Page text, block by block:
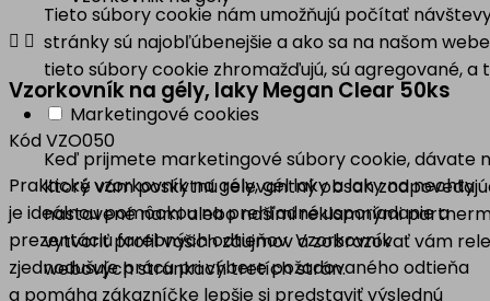
 
Vzorkovník na gély, laky Megan Clear 50ks
KódVZO050
Praktický vzorkovník na gély, gél laky a laky na nechty
je ideálnou pomôckou na prehľadné usporiadanie a
prezentáciu farebných odtieňov. Vzorkovník
zjednodušuje prácu pri výbere požadovaného odtieňa
a pomáha zákazníčke lepšie si predstaviť výslednú
Tieto súbory cookie nám umožňujú počítať
stránky sú najobľúbenejšie a ako sa na našom
tieto súbory cookie zhromažďujú, sú agregované, a
Marketingové cookies
Keď prijmete marketingové súbory cookie, dávate
ktoré vám poskytnú relevantný obsah
nastavené nami alebo našimi reklamnými
vytvoriť profil vašich záujmov a zobrazovať vám
webových stránkach tretích strán.